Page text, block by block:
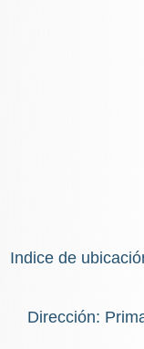
Indice de
Dirección: